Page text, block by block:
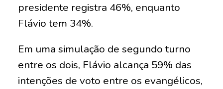
presidente registra 46%, enquanto
Flávio tem 34%.
Em uma simulação de segundo turno
entre os dois, Flávio alcança 59% das
intenções de voto entre os evangélicos,